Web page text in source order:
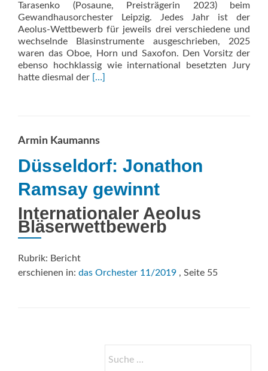
Tarasenko (Posaune, Preisträgerin 2023) beim
Gewandhausorchester Leipzig. Jedes Jahr ist der
Aeolus-Wettbewerb für jeweils drei verschiedene und
wechselnde Blasinstrumente ausgeschrieben, 2025
waren das Oboe, Horn und Saxofon. Den Vorsitz der
ebenso hochklassig wie international besetzten Jury
hatte diesmal der Read
und
[…]
Armin Kaumanns
Düsseldorf: Jonathon
Ramsay gewinnt
Internationaler Aeolus
Bläserwettbewerb
Rubrik: Bericht
erschienen in: das Orchester 11/2019 , Seite 55
nach: